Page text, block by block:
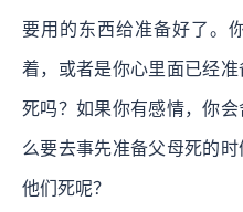
要用的东西给准备好了。
着，或者是你心里面已经
死吗？如果你有感情，你
么要去事先准备父母死的
他们死呢？